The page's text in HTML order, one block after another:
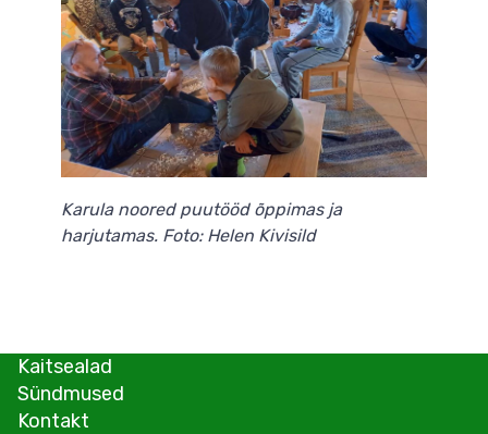
Karula noored puutööd õppimas ja
harjutamas. Foto: Helen Kivisild
Kaitsealad
Sündmused
Kontakt